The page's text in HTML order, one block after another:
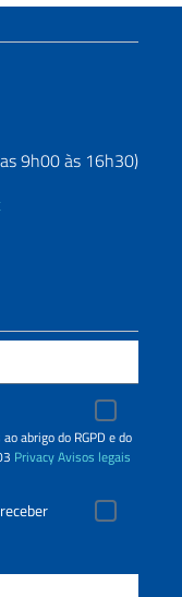
9h00 às 16h30)
abrigo do RGPD e do
PrivacyAvisos legais